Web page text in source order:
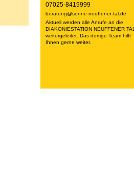
07025-8419999
beratung@sonne-neuffener-tal.de
Aktuell werden alle Anrufe an die
DIAKONIESTATION NEUFFENER TAL
weitergeleitet. Das dortige Team hilft
Ihnen gerne weiter.